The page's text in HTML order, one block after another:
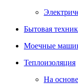
Бытовая
Моечные
Теплоизоляция
На основе